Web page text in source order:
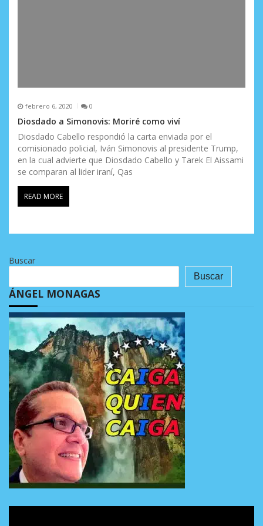
febrero 6, 2020 0
Diosdado a Simonovis: Moriré como viví
Diosdado Cabello respondió la carta enviada por el
comisionado policial, Iván Simonovis al presidente Trump,
en la cual advierte que Diosdado Cabello y Tarek El Aissami
se comparan al lider iraní, Qas
READ MORE
Buscar
Buscar
ÁNGEL MONAGAS